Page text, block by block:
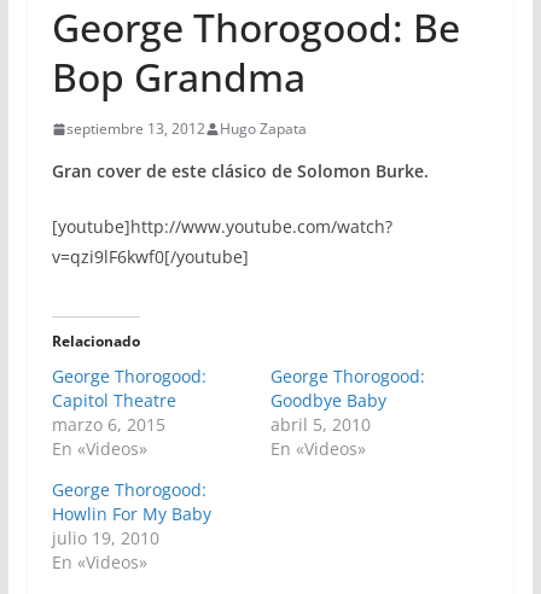
George Thorogood: Be
Bop Grandma
septiembre 13, 2012 Hugo Zapata
Gran cover de este clásico de Solomon Burke.
[youtube]http://www.youtube.com/watch?
v=qzi9lF6kwf0[/youtube]
Relacionado
George Thorogood:
Capitol Theatre
marzo 6, 2015
En «Videos»
George Thorogood:
Goodbye Baby
abril 5, 2010
En «Videos»
George Thorogood:
Howlin For My Baby
julio 19, 2010
En «Videos»